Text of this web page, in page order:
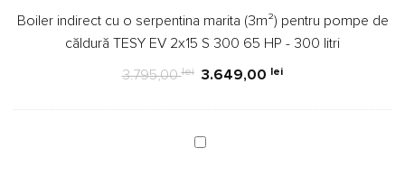
(3m²)
pentru
pompe
căldură
EV
Boiler indirect cu o serpentina marita (3m²) pentru pompe de
căldură TESY EV 2x15 S 300 65 HP - 300 litri
3.795,00lei 3.649,00 lei
Rezistenta